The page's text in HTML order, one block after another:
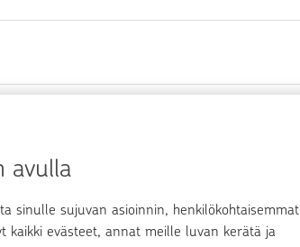
avulla
sinulle sujuvan asioinnin, henkilökohtaisemmat
kaikki evästeet, annat meille luvan kerätä ja